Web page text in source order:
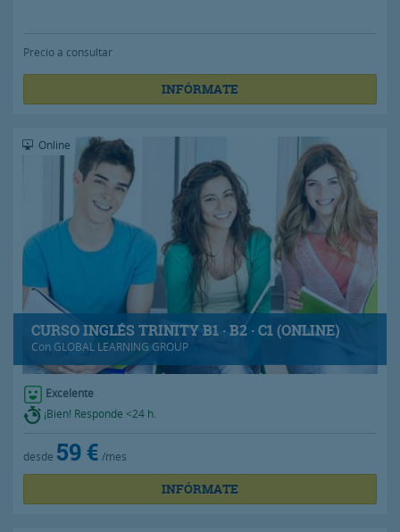
Precio a consultar
INFÓRMATE
CURSO INGLÉS TRINITY B1 · B2 · C1 (ONLINE)
Con GLOBAL LEARNING GROUP
Online
Excelente
¡Bien! Responde <24 h.
desde 59 € /mes
INFÓRMATE